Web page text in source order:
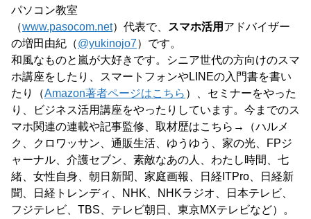
パソコン教室
（www.pasocom.net）代表で、 スマホ活用 アドバイザー
の増田由紀（@yukinojo7）です。
和風なものと嵐が大好きです。シニア世代の方向けのスマ
ホ講座をしたり、スマートフォンやLINEの入門書を書い
たり（Amazon著者ページはこちら ）、セミナーをやった
り、ビジネス活用講座をやったりしています。今までのス
マホ関連の連載や記事監修、取材歴はこちら→（ハルメ
ク、クロワッサン、通販生活、ゆうゆう、家の光、FPジ
ャーナル、介護セブン、素敵なあの人、わたし時間、七
緒、女性自身、朝日新聞、家庭画報、日経ITPro、日経新
聞、日経トレンディ、NHK、NHKラジオ、日本テレビ、
フジテレビ、TBS、テレビ朝日、東京MXテレビなど）。